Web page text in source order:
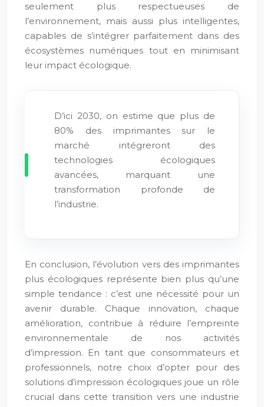
seulement plus respectueuses de
l’environnement, mais aussi plus intelligentes,
capables de s’intégrer parfaitement dans des
écosystèmes numériques tout en minimisant
leur impact écologique.
D’ici 2030, on estime que plus de
80% des imprimantes sur le
marché intégreront des
technologies écologiques
avancées, marquant une
transformation profonde de
l’industrie.
En conclusion, l’évolution vers des imprimantes
plus écologiques représente bien plus qu’une
simple tendance : c’est une nécessité pour un
avenir durable. Chaque innovation, chaque
amélioration, contribue à réduire l’empreinte
environnementale de nos activités
d’impression. En tant que consommateurs et
professionnels, notre choix d’opter pour des
solutions d’impression écologiques joue un rôle
crucial dans cette transition vers une industrie